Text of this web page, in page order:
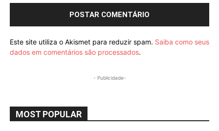
Este site utiliza o Akismet para reduzir spam. Saiba como seus
dados em comentários são processados.
- Publicidade-
MOST POPULAR